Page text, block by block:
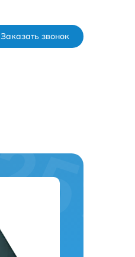
Заказать звонок